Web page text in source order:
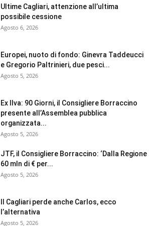
Ultime Cagliari, attenzione all’ultima
possibile cessione
Agosto 6, 2026
Europei, nuoto di fondo: Ginevra Taddeucci
e Gregorio Paltrinieri, due pesci...
Agosto 5, 2026
Ex Ilva: 90 Giorni, il Consigliere Borraccino
presente all’Assemblea pubblica
organizzata...
Agosto 5, 2026
JTF, il Consigliere Borraccino: ‘Dalla Regione
60 mln di € per...
Agosto 5, 2026
Il Cagliari perde anche Carlos, ecco
l’alternativa
Agosto 5, 2026